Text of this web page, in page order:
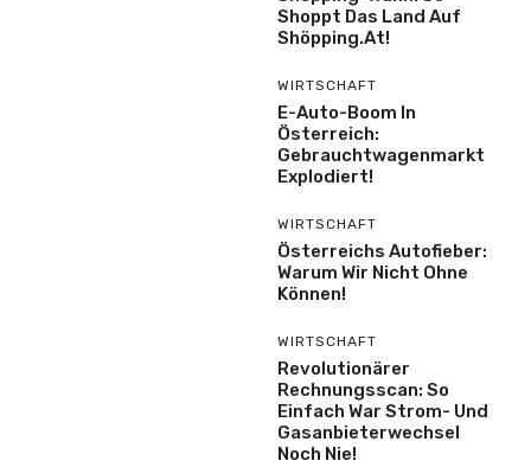
Shoppt Das Land Auf
Shöpping.at!
WIRTSCHAFT
E-Auto-Boom In
Österreich:
Gebrauchtwagenmarkt
Explodiert!
WIRTSCHAFT
Österreichs Autofieber:
Warum Wir Nicht Ohne
Können!
WIRTSCHAFT
Revolutionärer
Rechnungsscan: So
Einfach War Strom- Und
Gasanbieterwechsel
Noch Nie!